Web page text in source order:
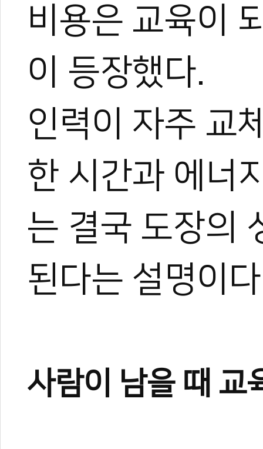
비용은 교육이
이 등장했다.
인력이 자주 교
한 시간과 에너
는 결국 도장의
된다는 설명이
사람이 남을 때 교
#해외우수도장 #성공도장 #해외탐방 #대한태권도협회 #도장탐
0